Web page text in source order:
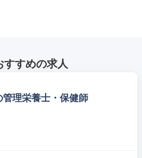
すすめの求人
管理栄養士・保健師